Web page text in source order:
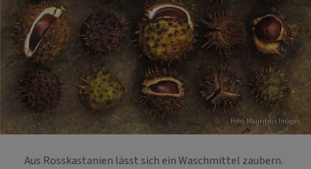
Foto: Mauritius Images
Aus Rosskastanien lässt sich ein Waschmittel zaubern.